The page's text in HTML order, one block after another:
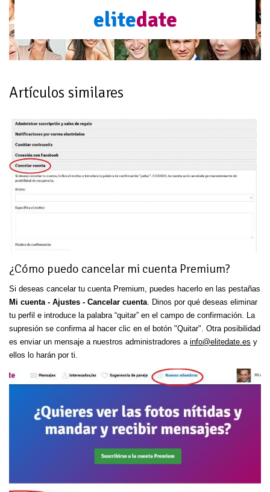
elitedate
Artículos similares
¿Cómo puedo cancelar mi cuenta Premium?
Si deseas cancelar tu cuenta Premium, puedes hacerlo en las pestañas
Mi cuenta - Ajustes - Cancelar cuenta . Dinos por qué deseas eliminar
tu perfil e introduce la palabra “quitar” en el campo de confirmación. La
supresión se confirma al hacer clic en el botón "Quitar". Otra posibilidad
es enviar un mensaje a nuestros administradores a info@elitedate.es y
ellos lo harán por ti.